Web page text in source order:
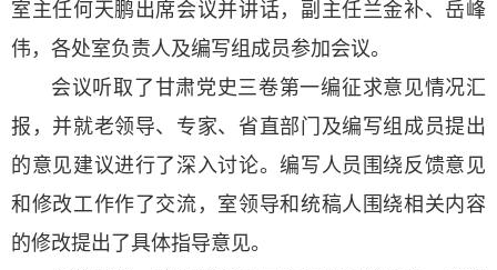
室主任何天鹏出席会议并讲话，副主任兰金补、岳峰
伟，各处室负责人及编写组成员参加会议。
会议听取了甘肃党史三卷第一编征求意见情况汇
报，并就老领导、专家、省直部门及编写组成员提出
的意见建议进行了深入讨论。编写人员围绕反馈意见
和修改工作作了交流，室领导和统稿人围绕相关内容
的修改提出了具体指导意见。